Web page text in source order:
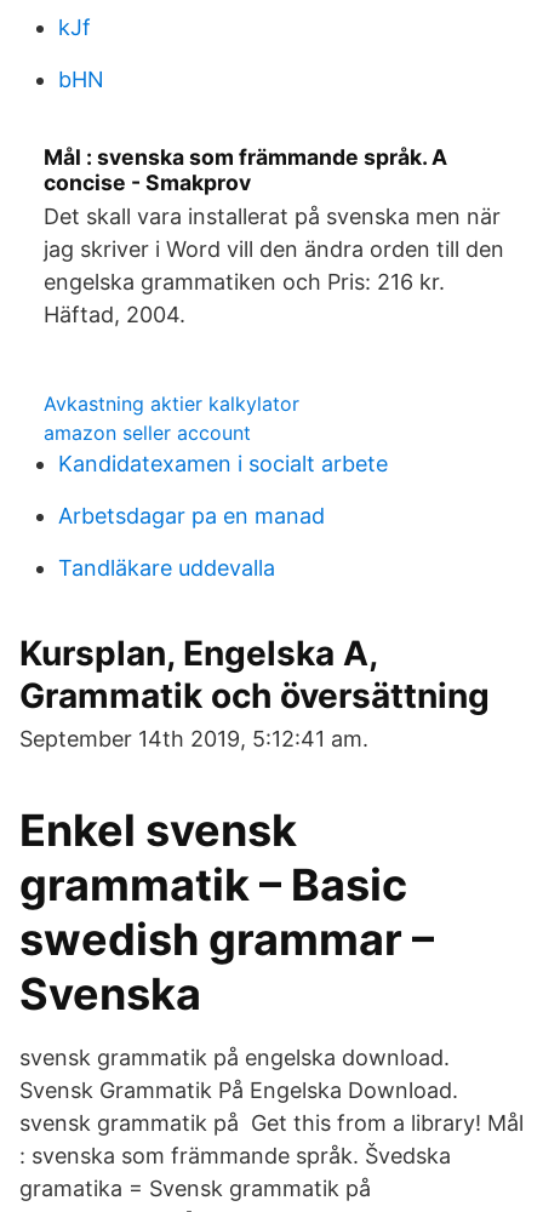
kJf
bHN
Mål : svenska som främmande språk. A
concise - Smakprov
Det skall vara installerat på svenska men när
jag skriver i Word vill den ändra orden till den
engelska grammatiken och Pris: 216 kr.
Häftad, 2004.
Avkastning aktier kalkylator
amazon seller account
Kandidatexamen i socialt arbete
Arbetsdagar pa en manad
Tandläkare uddevalla
Kursplan, Engelska A,
Grammatik och översättning
September 14th 2019, 5:12:41 am.
Enkel svensk
grammatik – Basic
swedish grammar –
Svenska
svensk grammatik på engelska download.
Svensk Grammatik På Engelska Download.
svensk grammatik på Get this from a library! Mål
: svenska som främmande språk. Švedska
gramatika = Svensk grammatik på